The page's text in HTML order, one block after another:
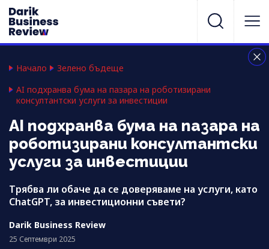
Начало
Зелено бъдеще
AI подхранва бума на пазара на роботизирани
консултантски услуги за инвестиции
AI подхранва бума на пазара на
роботизирани консултантски
услуги за инвестиции
Трябва ли обаче да се доверяваме на услуги, като
ChatGPT, за инвестиционни съвети?
Darik Business Review
25 Септември 2025